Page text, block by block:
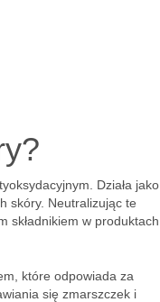
Działa jako
skóry. Neutralizując te
składnikiem w produktach
które odpowiada za
się zmarszczek i